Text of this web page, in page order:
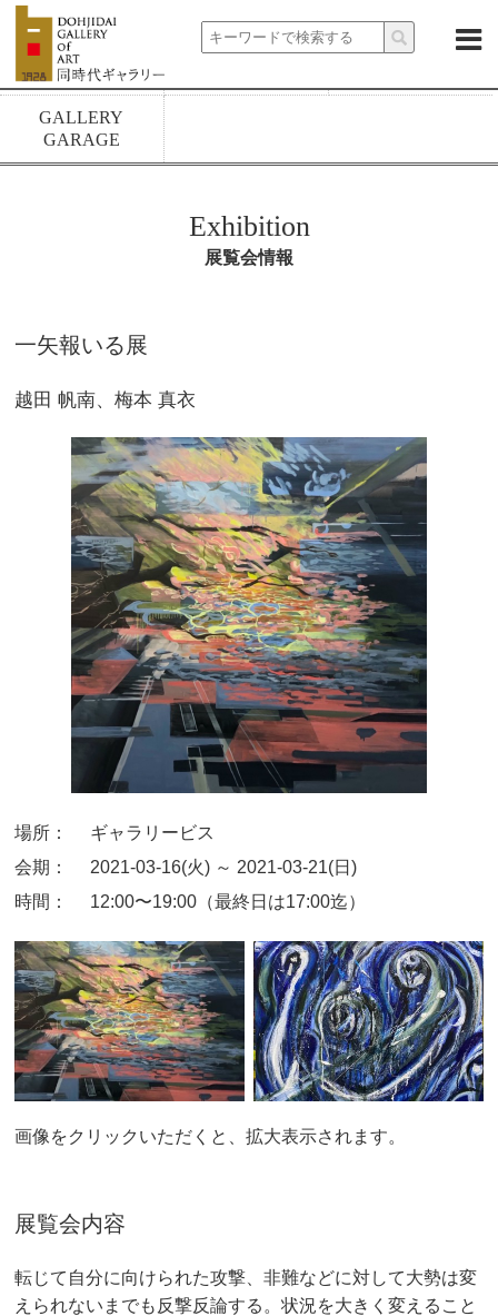
About News Exhibitions
Artists
GALLERY
GARAGE
Exhibition
展覧会情報
一矢報いる展
越田 帆南、梅本 真衣
場所：
ギャラリービス
会期：
2021-03-16(火) ～ 2021-03-21(日)
時間：
12:00〜19:00（最終日は17:00迄）
画像をクリックいただくと、拡大表示されます。
展覧会内容
転じて自分に向けられた攻撃、非難などに対して大勢は変
えられないまでも反撃反論する。状況を大きく変えること